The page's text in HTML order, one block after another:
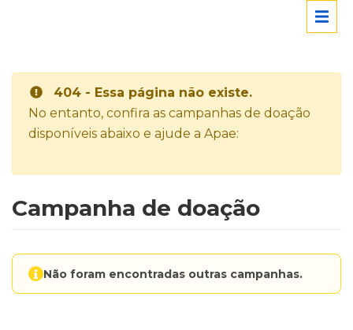
404 - Essa página não existe.
No entanto, confira as campanhas de doação
disponíveis abaixo e ajude a Apae:
Campanha de doação
Não foram encontradas outras campanhas.